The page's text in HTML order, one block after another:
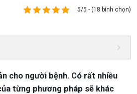
5/5 - (18 bình chọn)
cho người bệnh. Có rất nhiều
từng phương pháp sẽ khác